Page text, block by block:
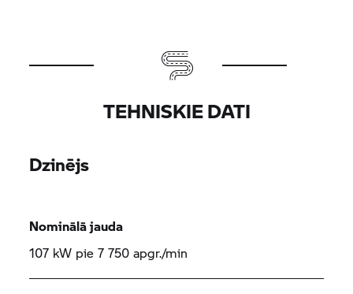
TEHNISKIE DATI
Dzinējs
Nominālā jauda
107 kW pie 7 750 apgr./min